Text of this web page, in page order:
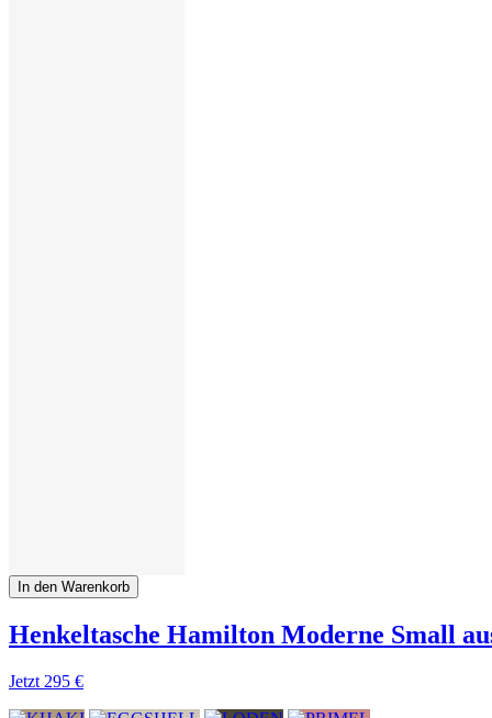
In den Warenkorb
Henkeltasche Hamilton Moderne Small
Jetzt 295 €